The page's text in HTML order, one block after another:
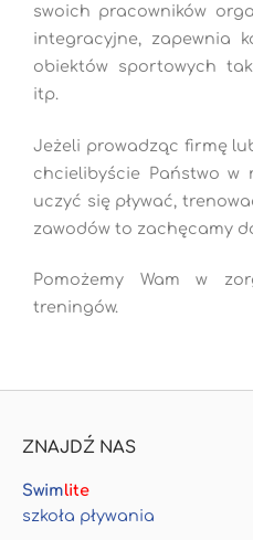
swoich pracowników
integracyjne, zapewnia
obiektów sportowych
itp.
Jeżeli prowadząc firmę
chcielibyście Państwo w
uczyć się pływać,
zawodów to zachęcamy
Pomożemy Wam w
treningów.
ZNAJDŹ NAS
Swimlite
szkoła pływania